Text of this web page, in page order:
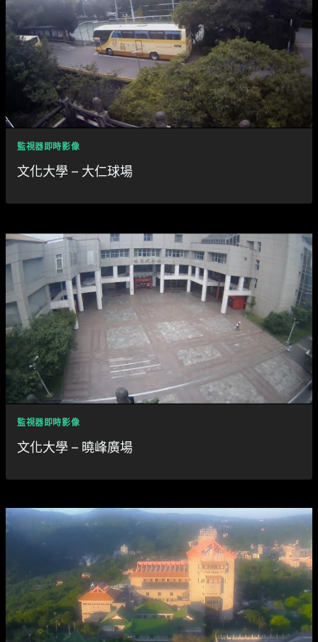
監視器即時影像
文化大學 – 大仁球場
監視器即時影像
文化大學 – 曉峰廣場